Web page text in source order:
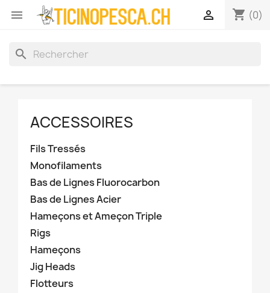
 shopping_cart (0)

search
ACCESSOIRES
Fils Tressés
Monofilaments
Bas de Lignes Fluorocarbon
Bas de Lignes Acier
Hameçons et Ameçon Triple
Rigs
Hameçons
Jig Heads
Flotteurs